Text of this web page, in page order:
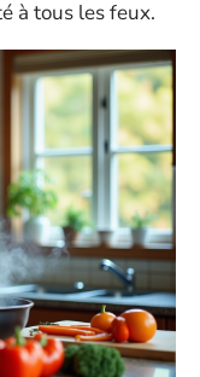
à tous les feux.